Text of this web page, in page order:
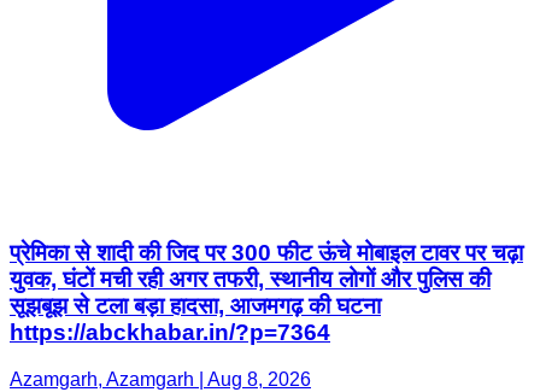
प्रेमिका से शादी की जिद पर 300 फीट ऊंचे मोबाइल टावर पर चढ़ा
युवक, घंटों मची रही अगर तफरी, स्थानीय लोगों और पुलिस की
सूझबूझ से टला बड़ा हादसा, आजमगढ़ की घटना
https://abckhabar.in/?p=7364
Azamgarh, Azamgarh | Aug 8, 2026